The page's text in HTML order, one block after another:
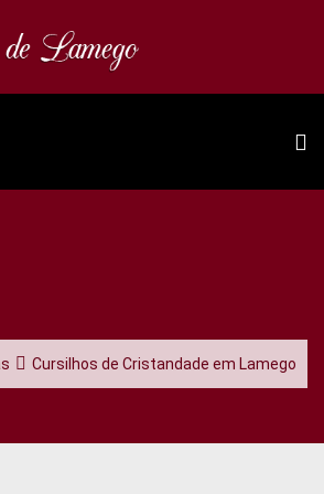
Cursilhos de Cristandade em Lamego